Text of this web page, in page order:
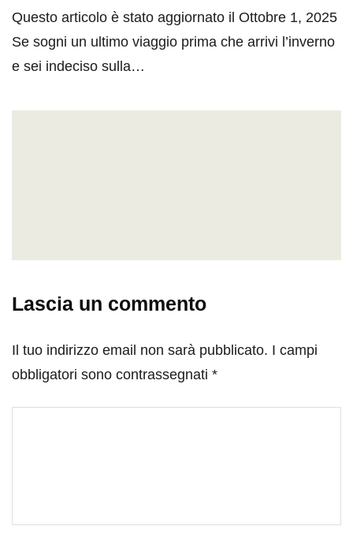
Questo articolo è stato aggiornato il Ottobre 1, 2025
Se sogni un ultimo viaggio prima che arrivi l’inverno
e sei indeciso sulla…
Lascia un commento
Il tuo indirizzo email non sarà pubblicato. I campi
obbligatori sono contrassegnati *